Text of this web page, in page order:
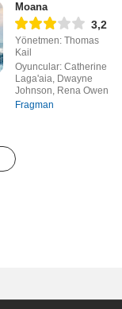
Moana
3,2
Yönetmen: Thomas
Kail
Oyuncular: Catherine
Laga'aia, Dwayne
Johnson, Rena Owen
Fragman